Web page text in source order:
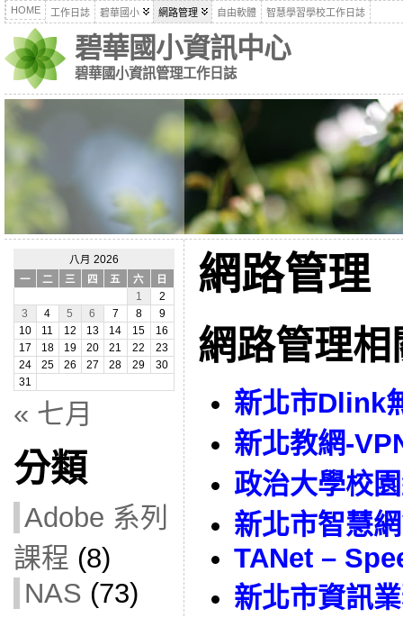
HOME 工作日誌 碧華國小 網路管理 自由軟體 智慧學習學校工作日誌
碧華國小資訊中心
碧華國小資訊管理工作日誌
八月 2026
一
二 三 四 五 六
日
1
2
3
4 5 6 7 8
9
10
11 12 13 14 15
16
17
18 19 20 21 22
23
24
25 26 27 28 29
30
31
« 七月
分類
Adobe 系列
課程 (8)
NAS (73)
網路管理
網路管理相
新北市Dlink
新北教網-
政治大學校
新北市智慧
TANet –
新北市資訊